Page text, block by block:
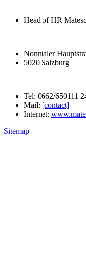
Head of HR
Nonntaler
5020 Salzburg
Tel: 0662/650111
Mail: [contact]
Internet:
Sitemap